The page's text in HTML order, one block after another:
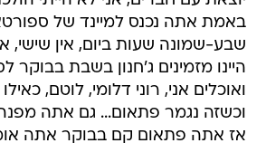
באמת אתה נכנס למיינד של
שבע-שמונה שעות ביום, אין שישי,
היינו מזמינים ג'חנון בשבת בבוקר
ואוכלים אני, רוני דלומי, לוטם,
וכשזה נגמר פתאום... גם אתה
אז אתה פתאום קם בבוקר אתה